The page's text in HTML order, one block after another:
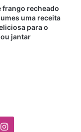
frango recheado
uma receita
para o
jantar
Instagram